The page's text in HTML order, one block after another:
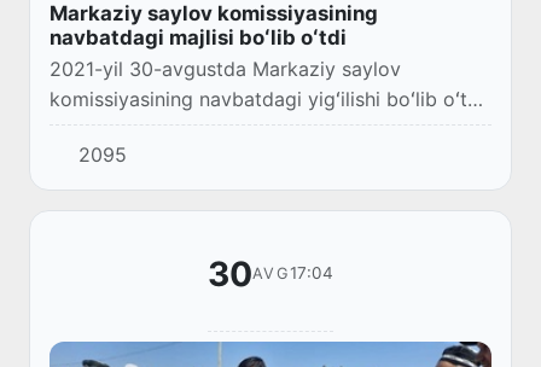
Markaziy saylov komissiyasining
navbatdagi majlisi boʻlib oʻtdi
2021-yil 30-avgustda Markaziy saylov
komissiyasining navbatdagi yigʻilishi boʻlib oʻtdi.
Majlisni Komissiya Raisi Z.Nizamxodjayev olib
bordi.2095
30AVG17:04